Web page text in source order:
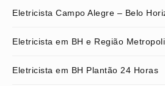
Eletricista Campo Alegre – Belo
Eletricista em BH e Região
Eletricista em BH Plantão 24 Horas